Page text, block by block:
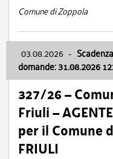
Comune di Zoppola
03.08.2026 -
domande: 31.08.2026
327/26 –
Friuli –
per il Comune
FRIULI